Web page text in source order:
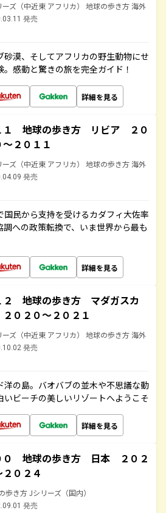
ーズ（中近東 アフリカ） 地球の歩き方 海外
発売
砂漠、そしてアフリカの野生動物にせ
感動と驚きの旅を完全ガイド！
詳細を見る
１ 地球の歩き方 リビア ２０
～２０１１
ーズ（中近東 アフリカ） 地球の歩き方 海外
発売
民から支持を受けるカダフィ大佐率
への政策転換で、いま世界から最も
詳細を見る
２ 地球の歩き方 マダガスカ
０２０～２０２１
ーズ（中近東 アフリカ） 地球の歩き方 海外
発売
洋の島。バオバブの並木や不思議な動
ビーチの美しいリゾートへようこそ
詳細を見る
０ 地球の歩き方 日本 ２０２
２０２４
歩き方 Jシリーズ（国内）
発売